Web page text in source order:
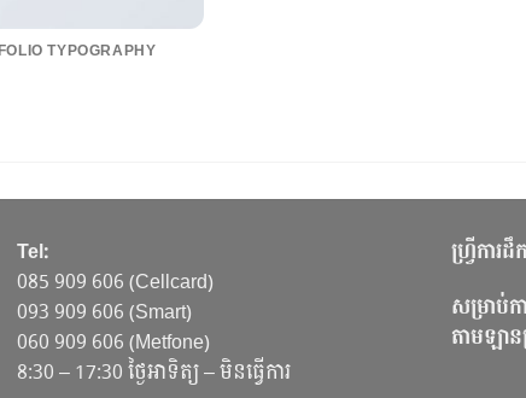
TYPOGRAPHY
Tel:
085 909 606 (Cellcard)
093 909 606 (Smart)
060 909 606 (Metfone)
8:30 – 17:30 ថ្ងៃអាទិត្យ – មិនធ្វើការ
ហ្វ្រីការ
សម្រាប់ក
តាមឡា